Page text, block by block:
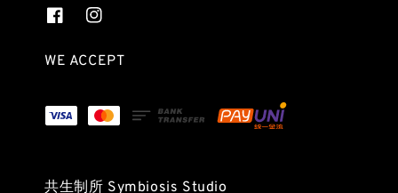
WE ACCEPT
共生制所 Symbiosis Studio